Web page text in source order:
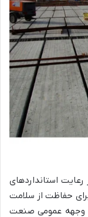
استانداردهای
حفاظت از سلامت
وجهه عمومی صنعت